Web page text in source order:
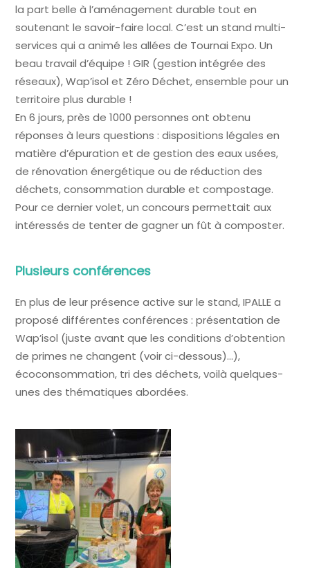
la part belle à l’aménagement durable tout en
soutenant le savoir-faire local. C’est un stand multi-
services qui a animé les allées de Tournai Expo. Un
beau travail d’équipe ! GIR (gestion intégrée des
réseaux), Wap’isol et Zéro Déchet, ensemble pour un
territoire plus durable !
En 6 jours, près de 1000 personnes ont obtenu
réponses à leurs questions : dispositions légales en
matière d’épuration et de gestion des eaux usées,
de rénovation énergétique ou de réduction des
déchets, consommation durable et compostage.
Pour ce dernier volet, un concours permettait aux
intéressés de tenter de gagner un fût à composter.
Plusieurs conférences
En plus de leur présence active sur le stand, IPALLE a
proposé différentes conférences : présentation de
Wap’isol (juste avant que les conditions d’obtention
de primes ne changent (voir ci-dessous)…),
écoconsommation, tri des déchets, voilà quelques-
unes des thématiques abordées.